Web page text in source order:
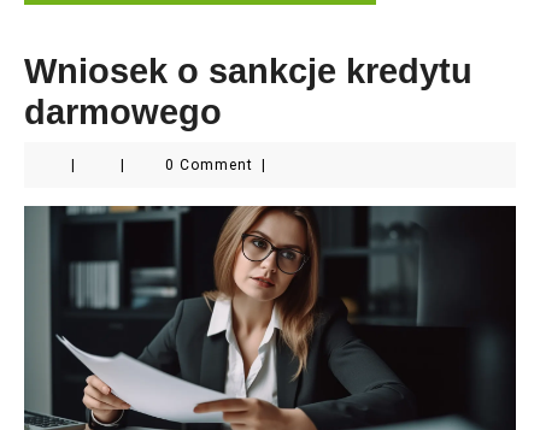
Wniosek o sankcje kredytu
darmowego
0 Comment